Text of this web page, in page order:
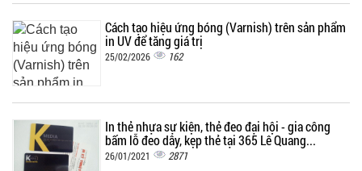
Cách tạo hiệu ứng bóng (Varnish) trên sản phẩm
in UV để tăng giá trị
25/02/2026 162
In thẻ nhựa sự kiện, thẻ đeo đại hội - gia công
bấm lỗ đeo dây, kẹp thẻ tại 365 Lê Quang...
26/01/2021 2871